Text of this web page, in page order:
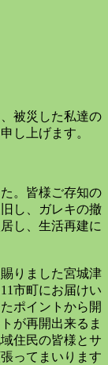
被災した私達の
し上げます。
。皆様ご存知の
し、ガレキの撤
し、生活再建に
りました宮城津
11市町にお届けい
ポイントから開
が再開出来るま
住民の皆様とサ
ってまいります